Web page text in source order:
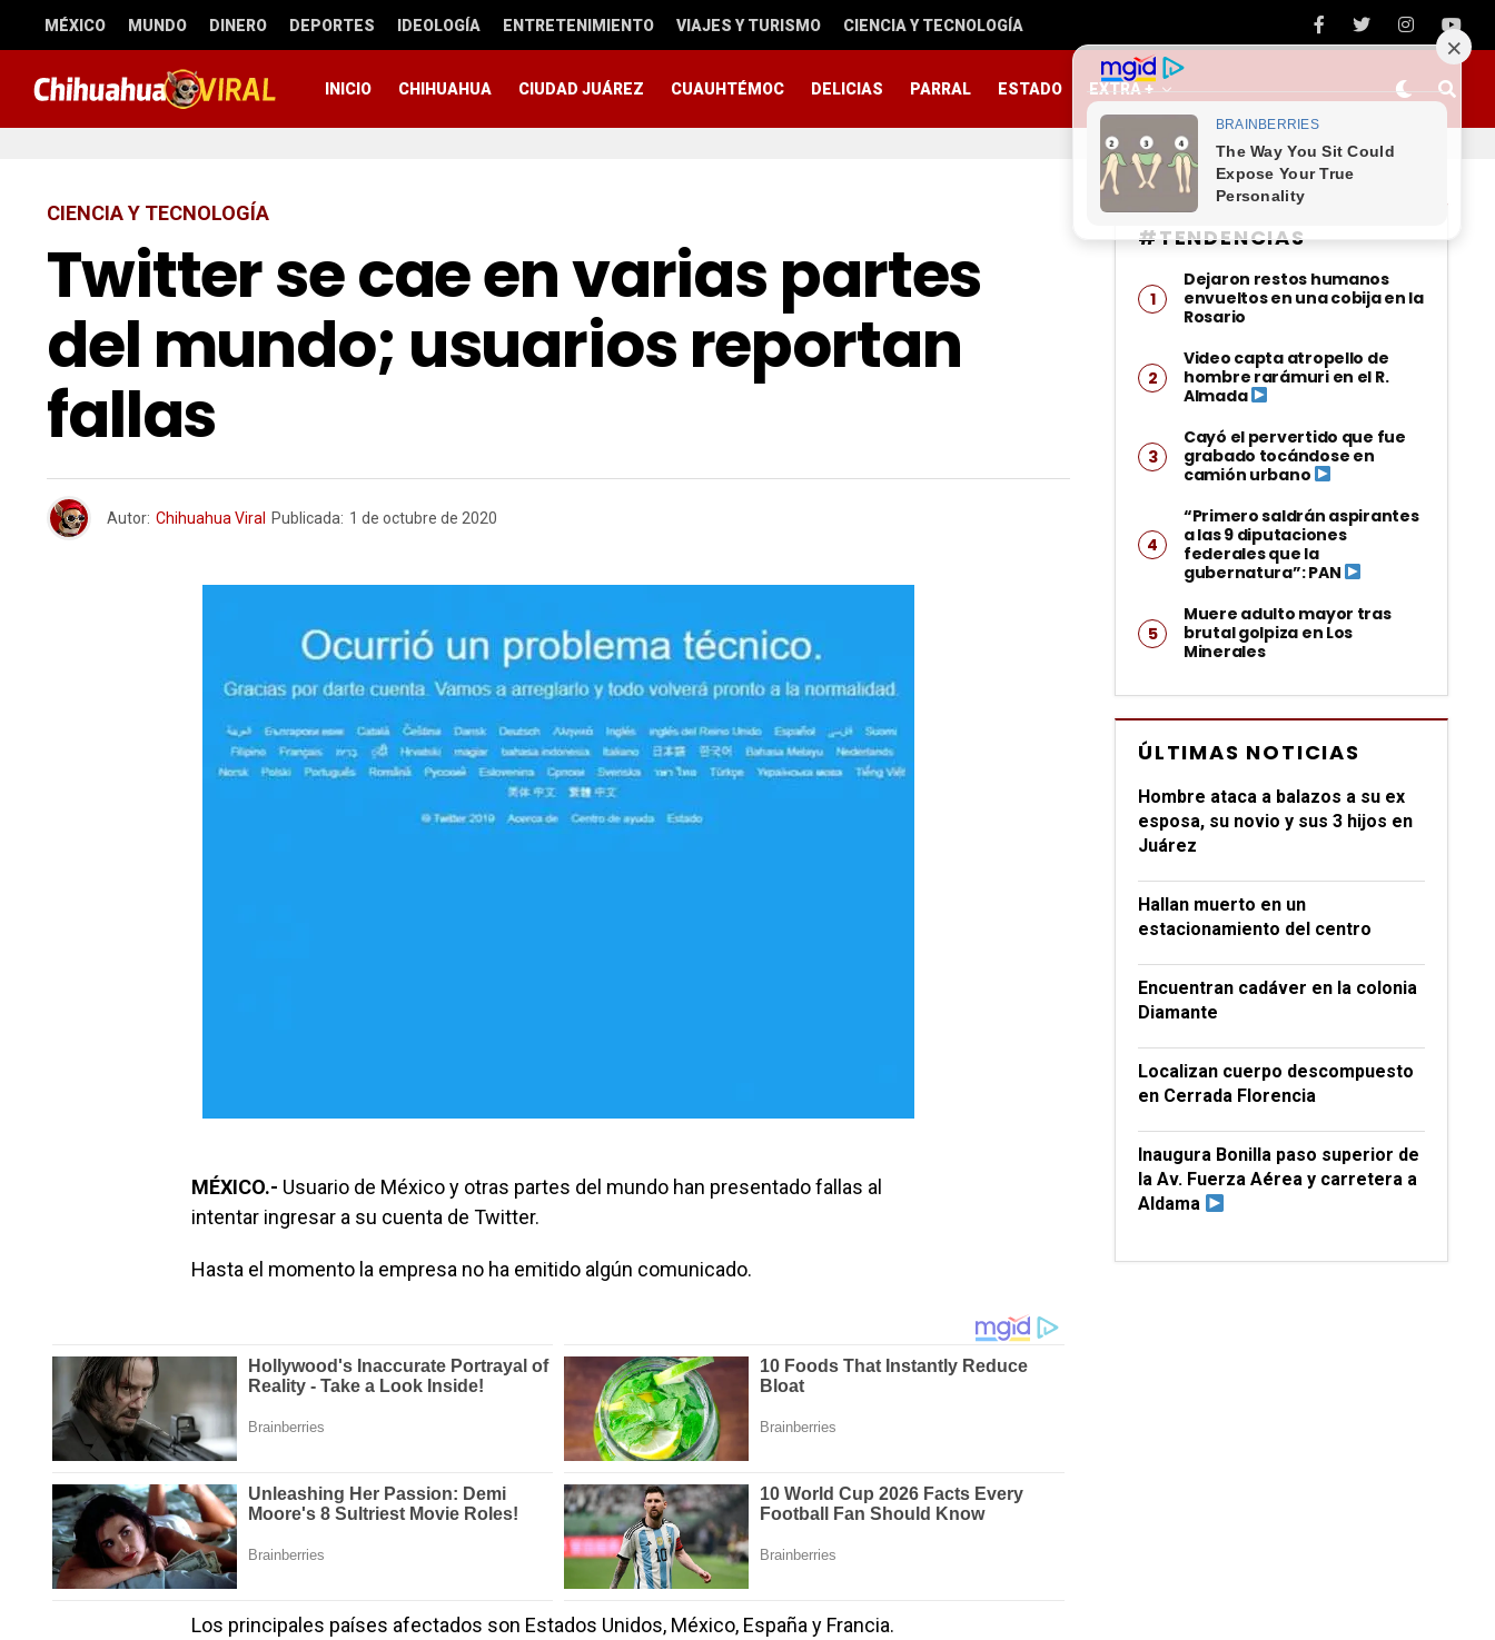
MÉXICO MUNDO DINERO DEPORTES IDEOLOGÍA ENTRETENIMIENTO VIAJES Y TURISMO CIENCIA Y TECNOLOGÍA
INICIO CHIHUAHUA CIUDAD JUÁREZ CUAUHTÉMOC DELICIAS PARRAL ESTADO EXTRA +
CIENCIA Y TECNOLOGÍA
Twitter se cae en varias partes
del mundo; usuarios reportan
fallas
Autor: Chihuahua Viral Publicada: 1 de octubre de 2020
MÉXICO.- Usuario de México y otras partes del mundo han presentado fallas al
intentar ingresar a su cuenta de Twitter.
Hasta el momento la empresa no ha emitido algún comunicado.
Los principales países afectados son Estados Unidos, México, España y Francia.
#TENDENCIAS
Dejaron restos humanos
envueltos en una cobija en la
Rosario
Video capta atropello de
hombre rarámuri en el R.
Almada
Cayó el pervertido que fue
grabado tocándose en
camión urbano
“Primero saldrán aspirantes
a las 9 diputaciones
federales que la
gubernatura”: PAN
Muere adulto mayor tras
brutal golpiza en Los
Minerales
ÚLTIMAS NOTICIAS
Hombre ataca a balazos a su ex
esposa, su novio y sus 3 hijos en
Juárez
Hallan muerto en un
estacionamiento del centro
Encuentran cadáver en la colonia
Diamante
Localizan cuerpo descompuesto
en Cerrada Florencia
Inaugura Bonilla paso superior de
la Av. Fuerza Aérea y carretera a
Aldama